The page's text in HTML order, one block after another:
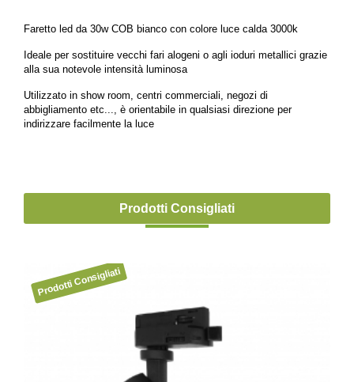
Faretto led da 30w COB bianco con colore luce calda 3000k
Ideale per sostituire vecchi fari alogeni o agli ioduri metallici grazie
alla sua notevole intensità luminosa
Utilizzato in show room, centri commerciali, negozi di
abbigliamento etc..., è orientabile in qualsiasi direzione per
indirizzare facilmente la luce
Prodotti Consigliati